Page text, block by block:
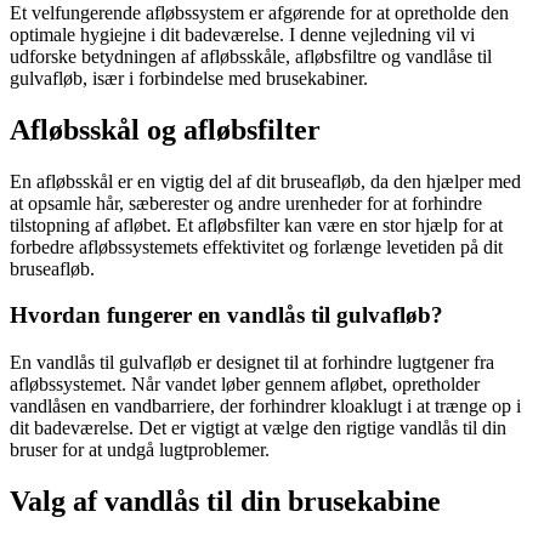
Et velfungerende afløbssystem er afgørende for at opretholde den
optimale hygiejne i dit badeværelse. I denne vejledning vil vi
udforske betydningen af afløbsskåle, afløbsfiltre og vandlåse til
gulvafløb, især i forbindelse med brusekabiner.
Afløbsskål og afløbsfilter
En afløbsskål er en vigtig del af dit bruseafløb, da den hjælper med
at opsamle hår, sæberester og andre urenheder for at forhindre
tilstopning af afløbet. Et afløbsfilter kan være en stor hjælp for at
forbedre afløbssystemets effektivitet og forlænge levetiden på dit
bruseafløb.
Hvordan fungerer en vandlås til gulvafløb?
En vandlås til gulvafløb er designet til at forhindre lugtgener fra
afløbssystemet. Når vandet løber gennem afløbet, opretholder
vandlåsen en vandbarriere, der forhindrer kloaklugt i at trænge op i
dit badeværelse. Det er vigtigt at vælge den rigtige vandlås til din
bruser for at undgå lugtproblemer.
Valg af vandlås til din brusekabine